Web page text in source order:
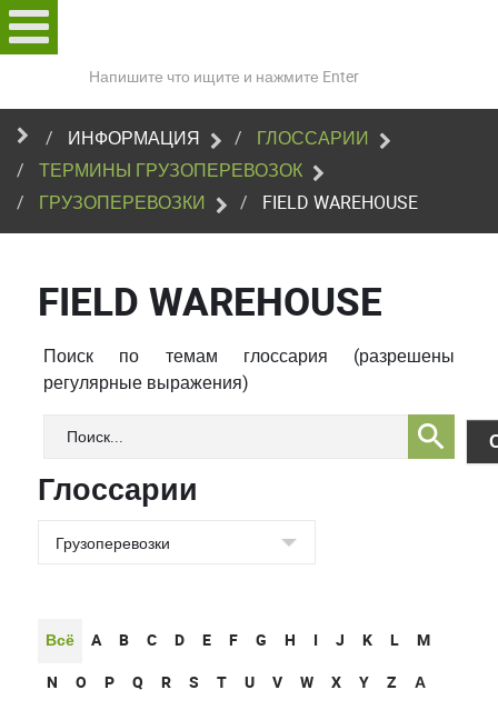
сайту
ИНФОРМАЦИЯ
ГЛОССАРИИ
ТЕРМИНЫ ГРУЗОПЕРЕВОЗОК
ГРУЗОПЕРЕВОЗКИ
FIELD WAREHOUSE
FIELD WAREHOUSE
Поиск по темам глоссария (разрешены
регулярные выражения)
Глоссарии
Всё A B C D E F G H I J K L
M
N
O P Q R S T U V W X Y Z
А